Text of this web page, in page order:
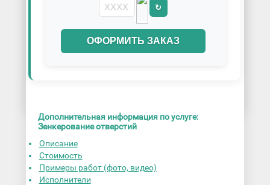
↻
ОФОРМИТЬ ЗАКАЗ
Дополнительная информация по услуге:
Зенкерование отверстий
Описание
Стоимость
Примеры работ (фото, видео)
Исполнители